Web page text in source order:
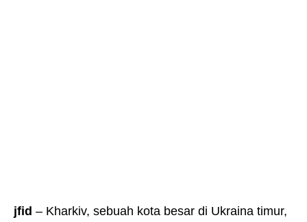
jfid – Kharkiv, sebuah kota besar di Ukraina timur,